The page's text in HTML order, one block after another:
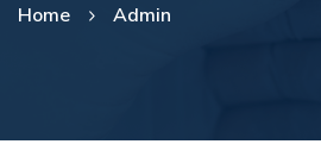
Home Admin